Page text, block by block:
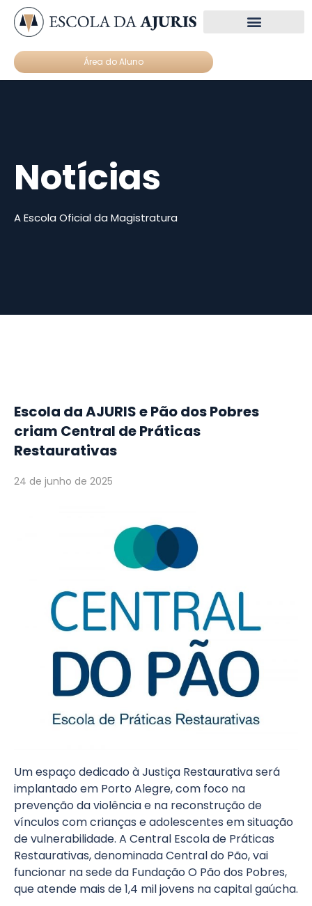
Área do Aluno
Notícias
A Escola Oficial da Magistratura
Escola da AJURIS e Pão dos Pobres
criam Central de Práticas
Restaurativas
24 de junho de 2025
Um espaço dedicado à Justiça Restaurativa será
implantado em Porto Alegre, com foco na
prevenção da violência e na reconstrução de
vínculos com crianças e adolescentes em situação
de vulnerabilidade. A Central Escola de Práticas
Restaurativas, denominada Central do Pão, vai
funcionar na sede da Fundação O Pão dos Pobres,
que atende mais de 1,4 mil jovens na capital gaúcha.